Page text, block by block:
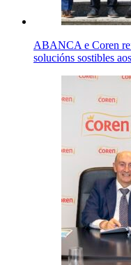
ABANCA e Coren
solucións sostibles